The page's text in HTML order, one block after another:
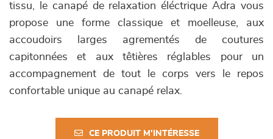
tissu, le canapé de relaxation éléctrique Adra vous
propose une forme classique et moelleuse, aux
accoudoirs larges agrementés de coutures
capitonnées et aux têtières réglables pour un
accompagnement de tout le corps vers le repos
confortable unique au canapé relax.
CE PRODUIT M'INTÉRESSE